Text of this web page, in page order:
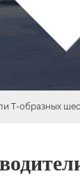
Т-образных